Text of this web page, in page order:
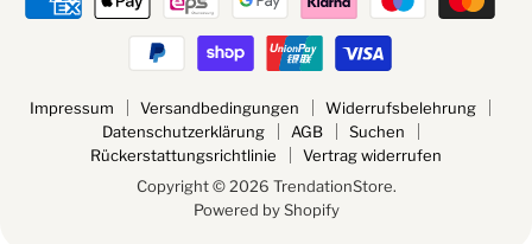
Impressum Versandbedingungen
Widerrufsbelehrung
Datenschutzerklärung
AGB
Suchen
Rückerstattungsrichtlinie
Vertrag widerrufen
Copyright © 2026 TrendationStore.
Powered by Shopify